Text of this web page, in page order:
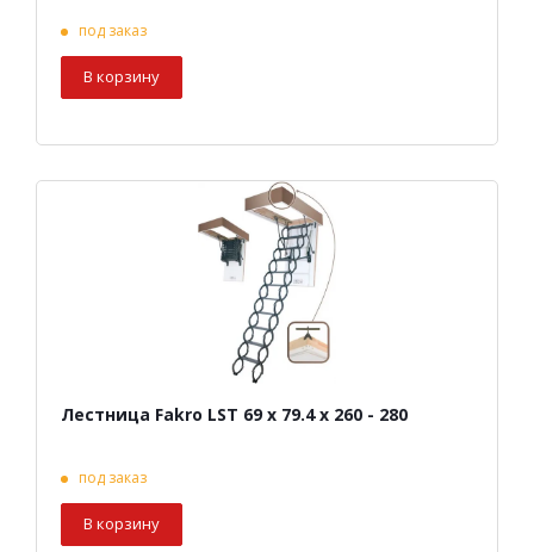
под заказ
В корзину
Лестница Fakro LST 69 х 79.4 х 260 - 280
под заказ
В корзину